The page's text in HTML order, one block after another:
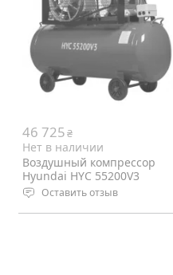
компрессора: 300 л/мин
Объем ресивера: 50 литров
Максимальное давление: 8
Бар
46 725₴
Нет в наличии
Воздушный компрессор
Hyundai HYC 55200V3
Оставить отзыв
Мощность 5.5 л.с.